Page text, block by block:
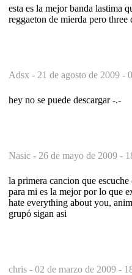
esta es la mejor banda lastima
reggaeton de mierda pero three
Adsx - 21 de agosto de 2009 -
hey no se puede descargar -.-
Nasic - 26 de mayo de 2009 -
la primera cancion que
para mi es la mejor por lo que
hate everything about you,
grupó sigan asi
chris - 02 de marzo de 2009 -